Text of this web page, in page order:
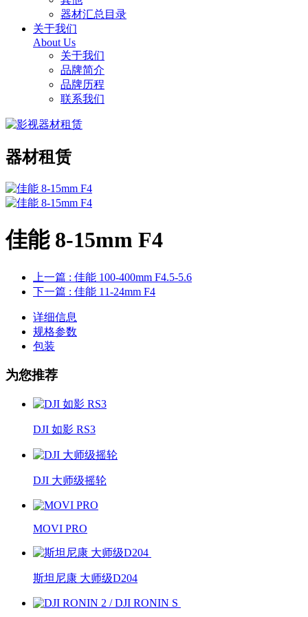
器材汇总目录
关于我们
About Us
关于我们
品牌简介
品牌历程
联系我们
器材租赁
佳能 8-15mm F4
上一篇 : 佳能 100-400mm F4.5-5.6
下一篇 : 佳能 11-24mm F4
详细信息
规格参数
包装
为您推荐
DJI 如影 RS3
DJI 大师级摇轮
MOVI PRO
斯坦尼康 大师级D204